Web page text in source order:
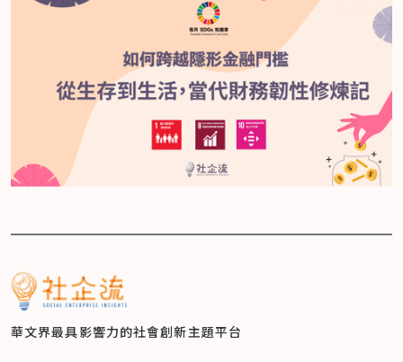
華文界最具影響力的社會創新主題平台